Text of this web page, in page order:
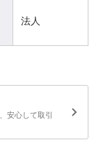
法人
安心して取引